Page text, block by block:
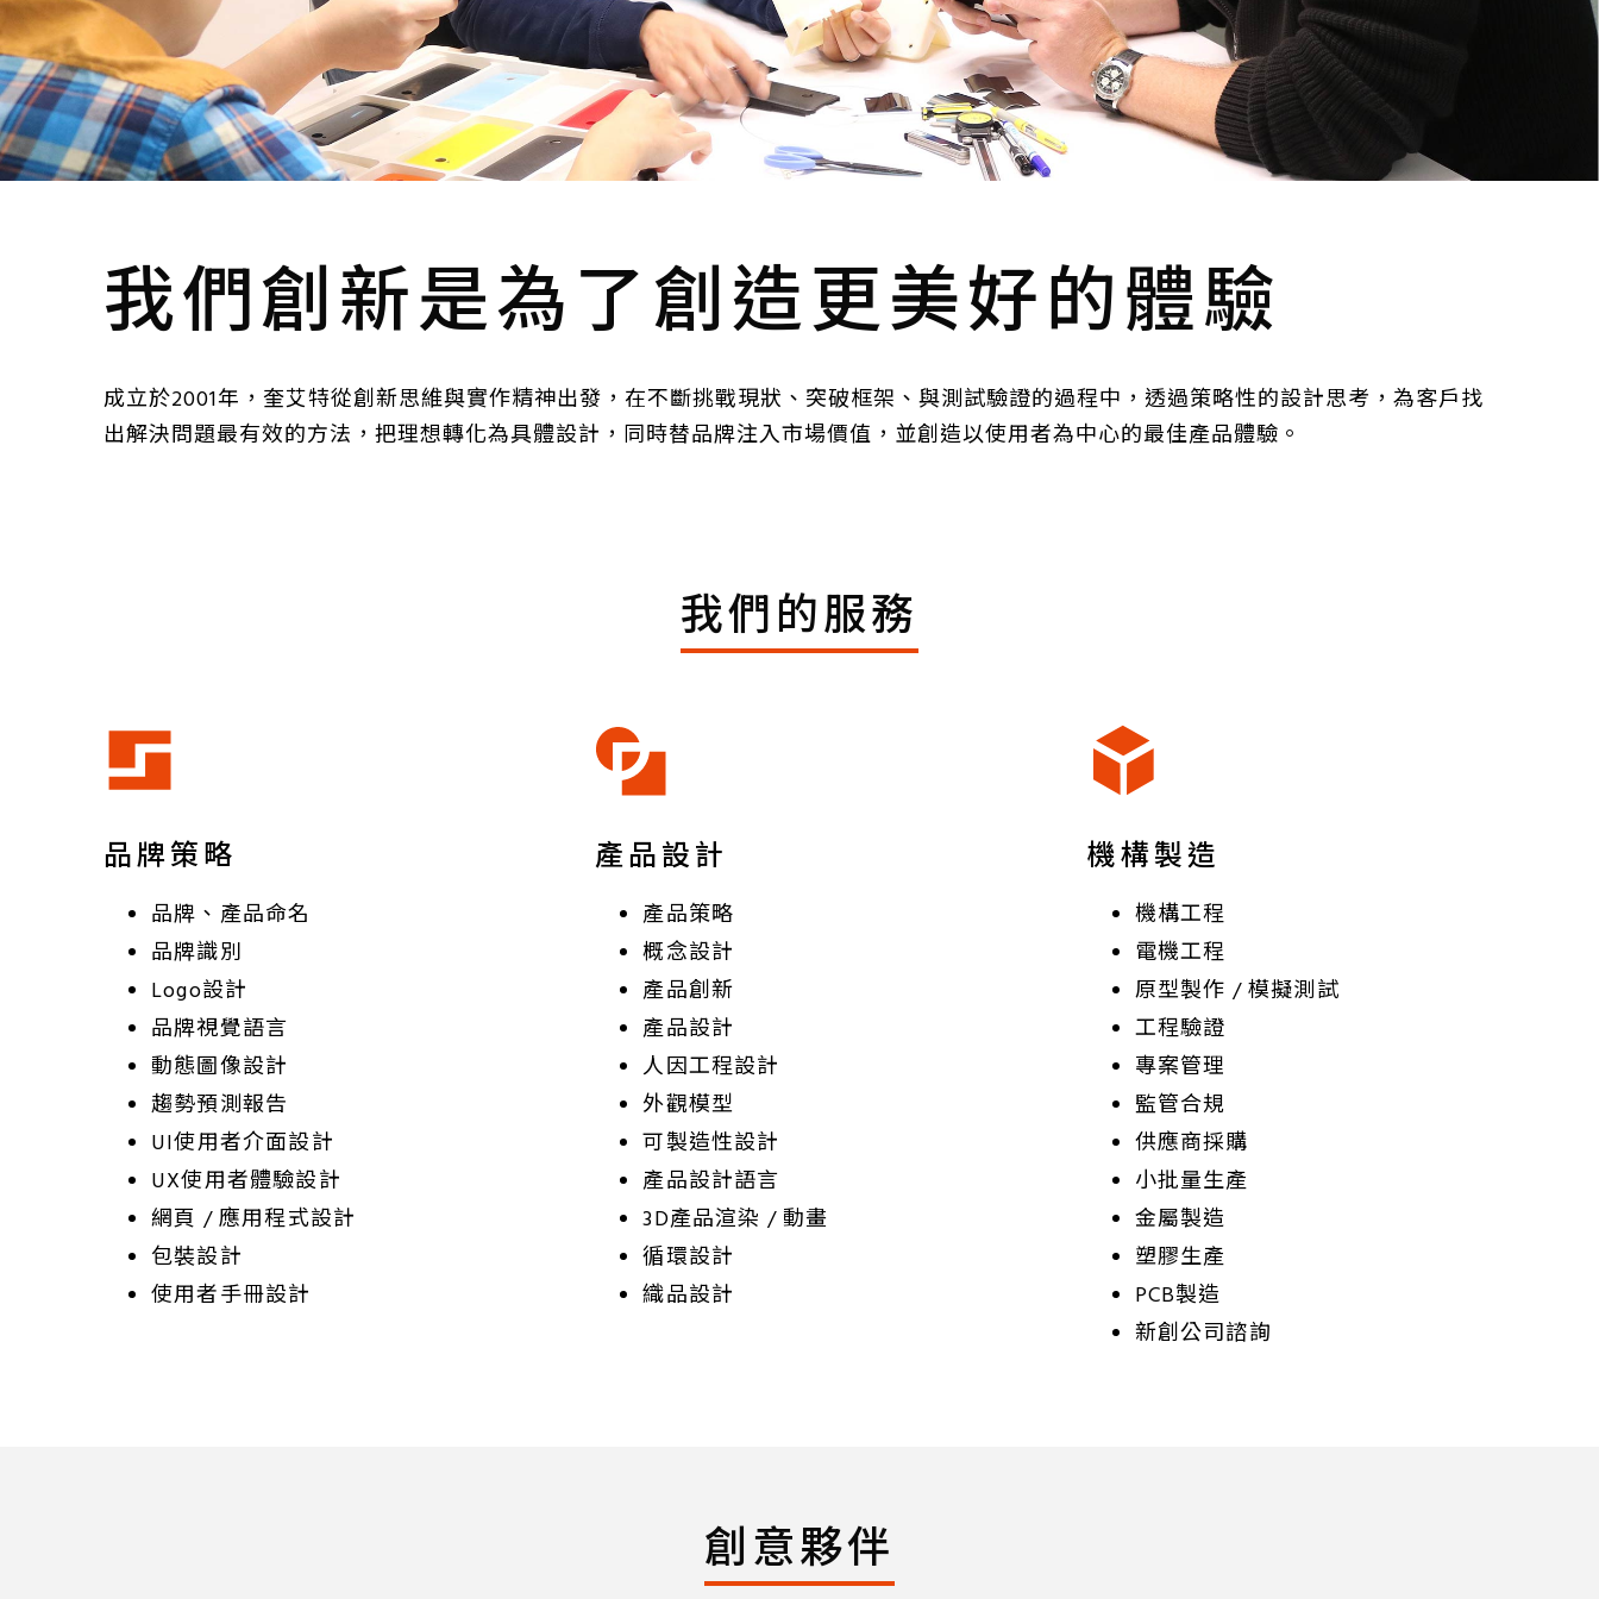
我們創新是為了創造更美好的體驗
成立於2001年，奎艾特從創新思維與實作精神出發，在不斷挑戰現狀、突破框架、與測試驗證的過程中，透過策略性的設計思考，為客戶找
出解決問題最有效的方法，把理想轉化為具體設計，同時替品牌注入市場價值，並創造以使用者為中心的最佳產品體驗。
我們的服務
品牌策略
品牌、產品命名
品牌識別
Logo設計
品牌視覺語言
動態圖像設計
趨勢預測報告
UI使用者介面設計
UX使用者體驗設計
網頁 / 應用程式設計
包裝設計
使用者手冊設計
產品設計
產品策略
概念設計
產品創新
產品設計
人因工程設計
外觀模型
可製造性設計
產品設計語言
3D產品渲染 / 動畫
循環設計
織品設計
機構製造
機構工程
電機工程
原型製作 / 模擬測試
工程驗證
專案管理
監管合規
供應商採購
小批量生產
金屬製造
塑膠生產
PCB製造
新創公司諮詢
創意夥伴